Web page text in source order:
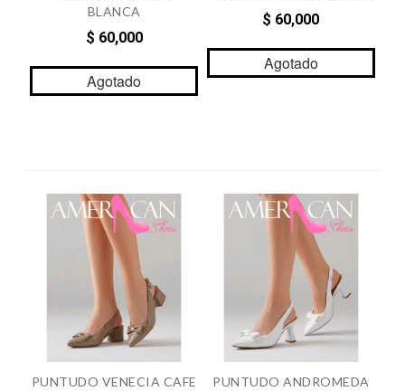
BLANCA
$ 60,000
Agotado
$ 60,000
Agotado
PUNTUDO VENECIA CAFE
PUNTUDO ANDROMEDA